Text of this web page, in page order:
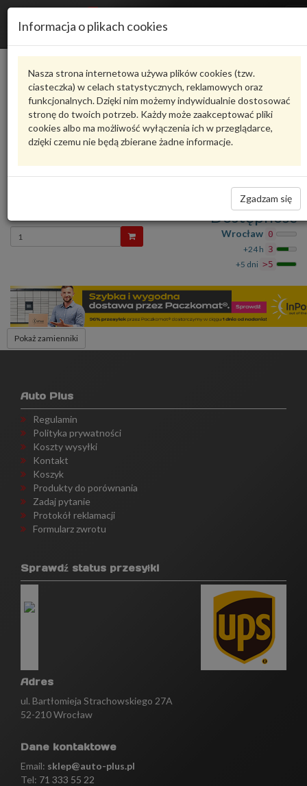
Informacja o plikach cookies
Nasza strona internetowa używa plików cookies (tzw.
ciasteczka) w celach statystycznych, reklamowych oraz
funkcjonalnych. Dzięki nim możemy indywidualnie dostosować
stronę do twoich potrzeb. Każdy może zaakceptować pliki
cookies albo ma możliwość wyłączenia ich w przeglądarce,
dzięki czemu nie będą zbierane żadne informacje.
Zgadzam się
Karta produktu
6R6827025CVAG
VAG - produkt oryginalny VW AUDI SEAT SKODA
KLAPA (POK 6R6827025C VAG
Wprowadź
ilość
Dostępność
Wrocław 0
+24 h 3
+5 dni >5
Pokaż zamienniki
Auto Plus
Regulamin
Polityka prywatności
Koszty wysyłki
Kontakt
Koszyk
Produkty do porównania
Zadaj pytanie
Protokół reklamacji
Formularz zwrotu
Sprawdź status przesyłki
Adres
ul. Bartłomieja Strachowskiego 27A
52-210 Wrocław
Dane kontaktowe
Email: sklep@auto-plus.pl
Tel: 71 333 55 22